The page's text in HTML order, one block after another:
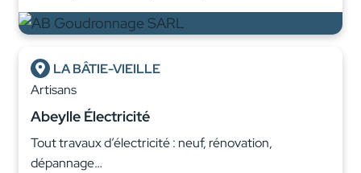
LA BÂTIE-VIEILLE
Artisans
Abeylle Électricité
Tout travaux d’électricité : neuf, rénovation,
dépannage…